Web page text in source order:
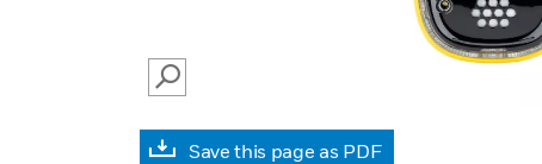
SEARCH
Save this page as PDF